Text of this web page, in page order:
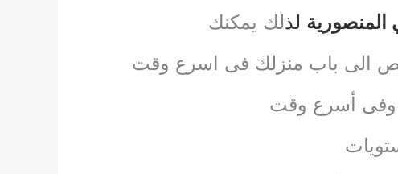
المنصورية لذلك يمكنك
الى باب منزلك فى اسرع وقت
وفى أسرع وقت